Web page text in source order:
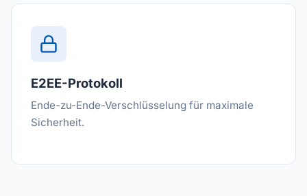
E2EE-Protokoll
Ende-zu-Ende-Verschlüsselung für maximale
Sicherheit.